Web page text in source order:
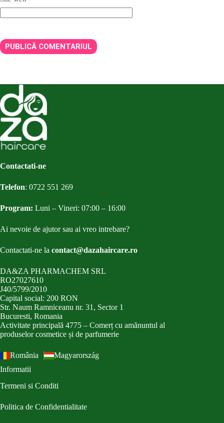
PUBLICĂ COMENTARIUL
Contactati-ne
Telefon: 0722 551 269
Program: Luni – Vineri: 07:00 – 16:00
Ai nevoie de ajutor sau ai vreo intrebare?
Contactati-ne la contact@dazahaircare.ro
DA&ZA PHARMACHEM SRL
RO27027610
J40/5799/2010
Capital social: 200 RON
Str. Naum Ramniceanu nr. 31, Sector 1
Bucuresti, Romania
Activitate principală 4775 – Comerț cu amănuntul al
produselor cosmetice și de parfumerie
România
Magyarország
Informatii
Termeni si Conditi
Politica de Confidentialitate